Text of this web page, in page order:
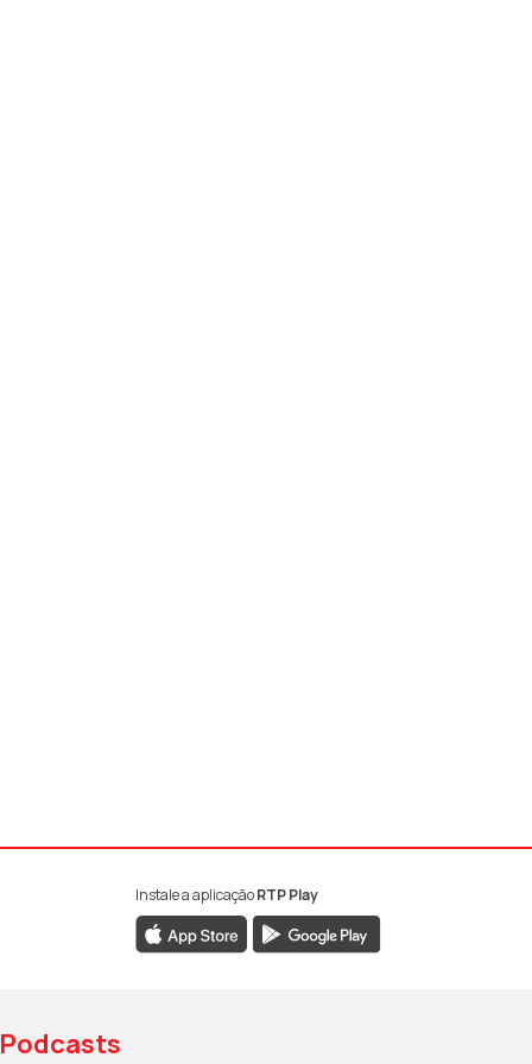
da RTP Antena 1
da RTP Antena 1
YouTube da RTP Antena 1
Instale a aplicaçãoRTP Play
Podcasts